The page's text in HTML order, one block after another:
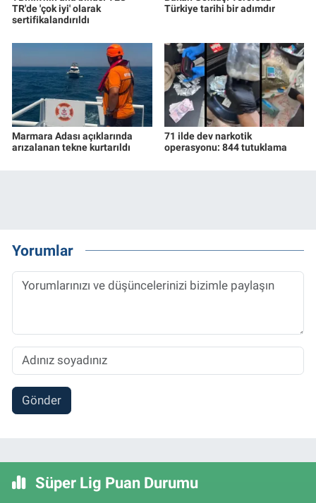
TR'de 'çok iyi' olarak
sertifikalandırıldı
Türkiye tarihi bir adımdır
Marmara Adası açıklarında
arızalanan tekne kurtarıldı
71 ilde dev narkotik
operasyonu: 844 tutuklama
Yorumlar
Gönder
Süper Lig Puan Durumu